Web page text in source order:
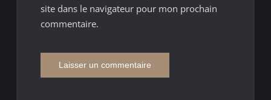
site dans le navigateur pour mon prochain
commentaire.